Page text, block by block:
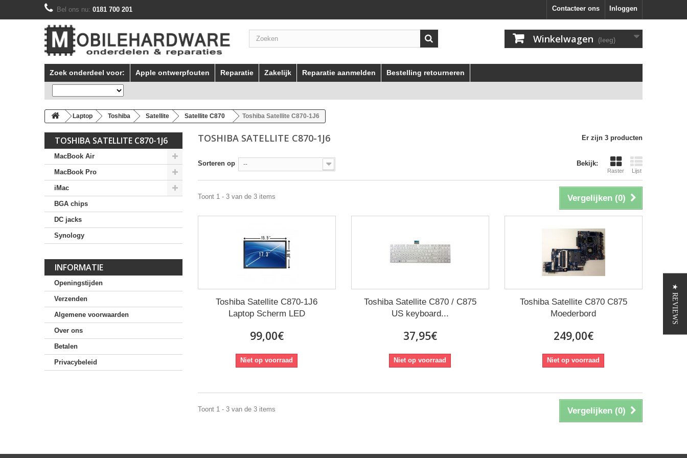
Inloggen
Contacteer ons
Bel ons nu: 0181 700 201
Winkelwagen (leeg)
Zoek onderdeel voor: Apple ontwerpfouten Reparatie Zakelijk Reparatie aanmelden Bestelling retourneren
Laptop Toshiba Satellite Satellite C870 Toshiba Satellite C870-1J6
TOSHIBA SATELLITE C870-1J6
MacBook Air
MacBook Pro
iMac
BGA chips
DC jacks
Synology
INFORMATIE
Openingstijden
Verzenden
Algemene voorwaarden
Over ons
Betalen
Privacybeleid
TOSHIBA SATELLITE C870-1J6 Er zijn 3 producten
Bekijk:
Raster Lijst
Sorteren op --
Vergelijken (0)
Toont 1 - 3 van de 3 items
Toshiba Satellite C870-1J6
Laptop Scherm LED
99,00€
Niet op voorraad
Toshiba Satellite C870 / C875
US keyboard...
37,95€
Niet op voorraad
Toshiba Satellite C870 C875
Moederbord
249,00€
Niet op voorraad
Vergelijken (0)
Toont 1 - 3 van de 3 items
★ REVIEWS